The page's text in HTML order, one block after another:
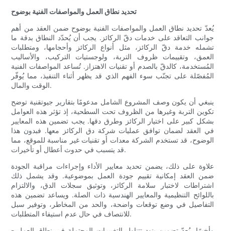
تحديد نطاق العمل والمواصفات الفنية بوضوح
يُعدّ تحديد نطاق العمل والمواصفات الفنية بوضوح ضمن العقد من أهم
جوانب التعاقد على خدمات دقّ الركائز. يجب أن يُحدّد النطاق بدقة ما
تشمله خدمة دقّ الركائز، مثل أنواع الركائز وأحجامها، ومتطلبات
العمق، وتقييمات ظروف التربة، ولوجستيات التركيب، والأساليب
المُستخدمة، كالدقّ بالصدم أو تقنيات الاهتزاز. تُساعد المواصفات الفنية
المُفصّلة على تجنّب سوء الفهم الذي قد يظهر أثناء التنفيذ، مما يُوفّر
الوقت والمال.
ينبغي أن يكون وصف المشروع الشامل مدعومًا بتقارير جيوتقنية توضح
تكوين التربة وغيرها من الظروف تحت السطحية، إذ تؤثر هذه العوامل
بشكل كبير على اختيار الركائز وطرق دقها. يجب تضمين هذه المعايير
في العقد لضمان توافق عمليات شركة دق الركائز معها. فبدون هذا
الوضوح، قد تستخدم الشركة معدات أو تقنيات غير مناسبة للموقع، مما
قد يتسبب في حدوث أعطال أو تأخيرات.
علاوة على ذلك، يضمن تحديد معايير الأداء وإجراءات مراقبة الجودة
ضمن العقد إمكانية تقييم جودة العمل بموضوعية. وقد يشمل ذلك
اشتراطات لاختبار سلامة الركائز، وتوثيق سجلات الدق، والالتزام
باللوائح التنظيمية والمعايير الهندسية ذات الصلة. ويساعد تضمين هذه
التفاصيل في وضع توقعات واضحة، والحد من المخاطر، وتوفير سبل
للانتصاف في حال عدم استيفاء المتطلبات.